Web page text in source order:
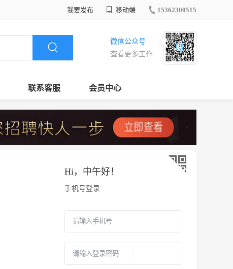
我要发布 移动端 15362300515
微信公众号
查看更多工作
联系客服 会员中心
Hi， 中午好！
手机号登录